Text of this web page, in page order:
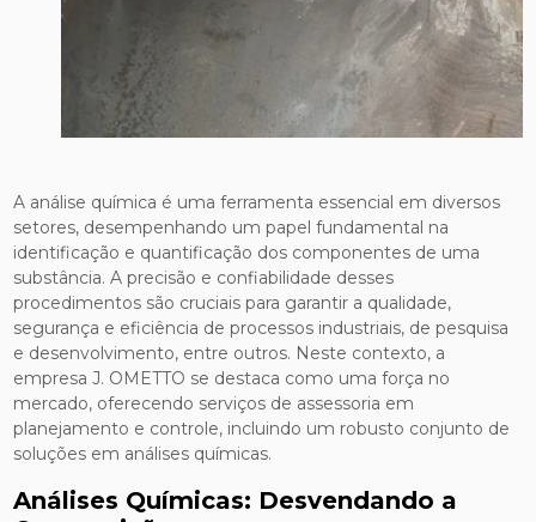
A análise química é uma ferramenta essencial em diversos
setores, desempenhando um papel fundamental na
identificação e quantificação dos componentes de uma
substância. A precisão e confiabilidade desses
procedimentos são cruciais para garantir a qualidade,
segurança e eficiência de processos industriais, de pesquisa
e desenvolvimento, entre outros. Neste contexto, a
empresa J. OMETTO se destaca como uma força no
mercado, oferecendo serviços de assessoria em
planejamento e controle, incluindo um robusto conjunto de
soluções em análises químicas.
Análises Químicas: Desvendando a